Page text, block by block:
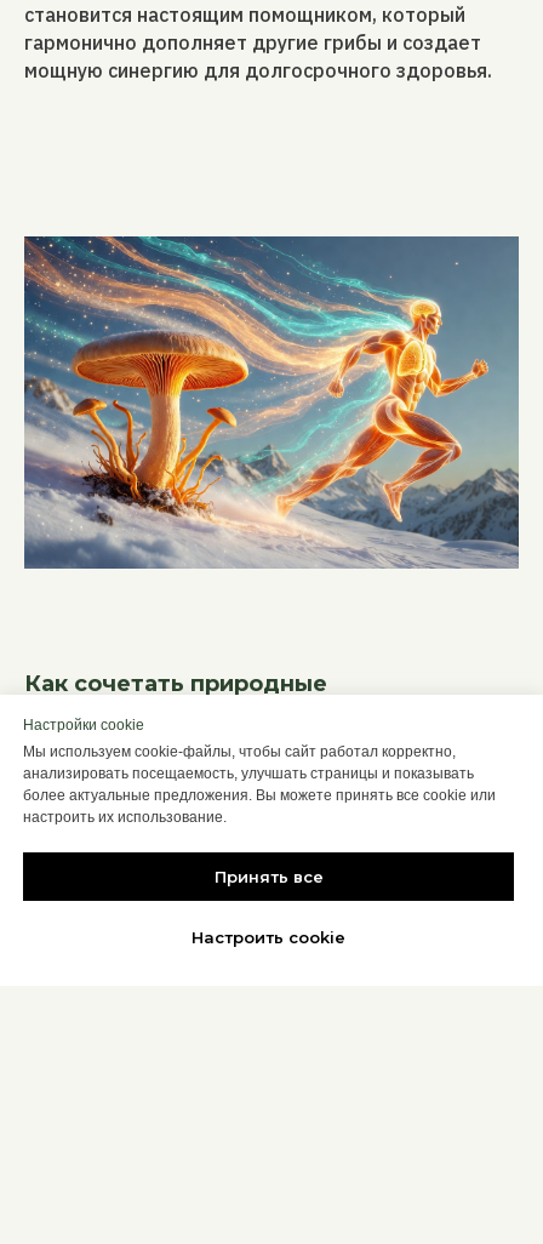
становится настоящим помощником, который
гармонично дополняет другие грибы и создает
мощную синергию для долгосрочного здоровья.
Как сочетать природные
иммуномодуляторы из грибов для
максимального эффекта
Настройки cookie
Мы используем cookie-файлы, чтобы сайт работал корректно,
анализировать посещаемость, улучшать страницы и показывать
более актуальные предложения. Вы можете принять все cookie или
настроить их использование.
Принять все
Настроить cookie